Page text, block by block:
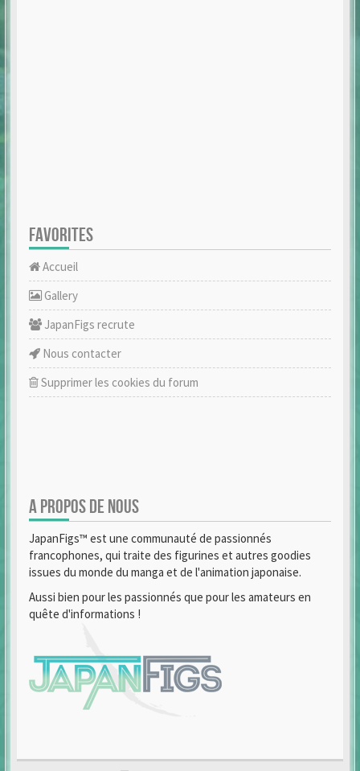
FAVORITES
Accueil
Gallery
JapanFigs recrute
Nous contacter
Supprimer les cookies du forum
A PROPOS DE NOUS
JapanFigs™ est une communauté de passionnés
francophones, qui traite des figurines et autres goodies
issues du monde du manga et de l'animation japonaise.
Aussi bien pour les passionnés que pour les amateurs en
quête d'informations !